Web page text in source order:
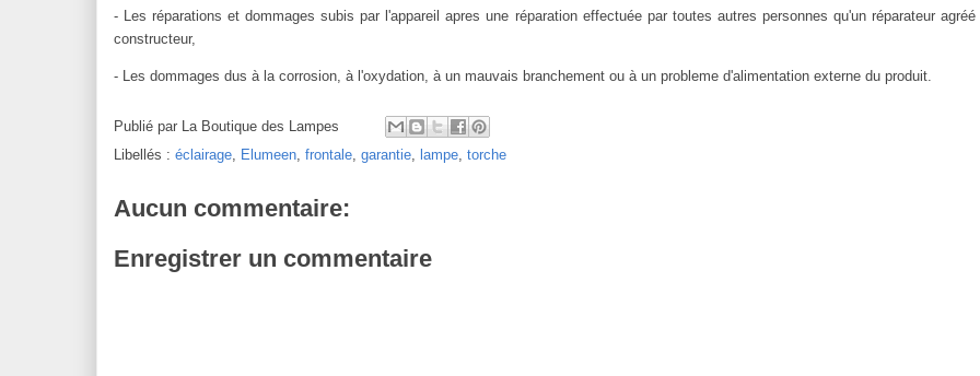
- Les réparations et dommages subis par l'appareil apres une réparation effectuée par toutes autres personnes qu'un réparateur
constructeur,
- Les dommages dus à la corrosion, à l'oxydation, à un mauvais branchement ou à un probleme d'alimentation externe du produit.
Publié par La Boutique des Lampes
Libellés : éclairage, Elumeen, frontale, garantie, lampe, torche
Aucun commentaire:
Enregistrer un commentaire